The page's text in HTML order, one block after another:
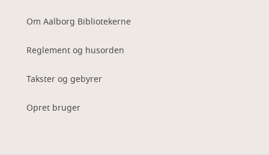
Om Aalborg Bibliotekerne
Reglement og husorden
Takster og gebyrer
Opret bruger